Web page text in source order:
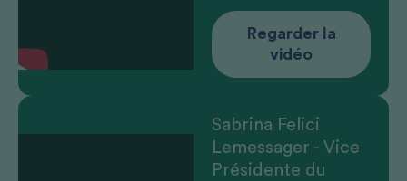
Regarder la
vidéo
Sabrina Felici
Lemessager - Vice
Présidente du